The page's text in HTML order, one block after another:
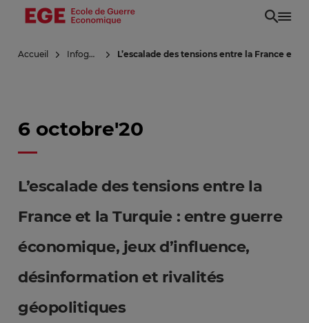
Aller
principal
Accueil Infoguerre L’escalade des tensions entre la France et
6 octobre'20
L’escalade des tensions entre la
France et la Turquie : entre guerre
économique, jeux d’influence,
désinformation et rivalités
géopolitiques